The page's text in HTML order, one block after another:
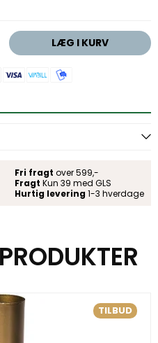
LÆG I KURV
Fri fragt over 599,-
Fragt Kun 39 med GLS
Hurtig levering 1-3 hverdage
TILBUD